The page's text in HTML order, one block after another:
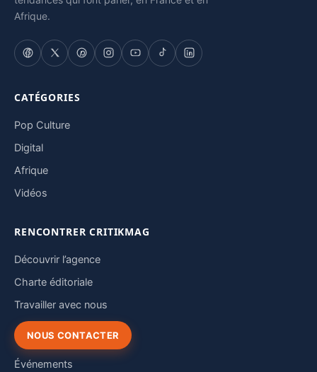
Afrique.
CATÉGORIES
Pop Culture
Digital
Afrique
Vidéos
RENCONTRER CRITIKMAG
Découvrir l’agence
Charte éditoriale
Travailler avec nous
NOUS CONTACTER
Événements